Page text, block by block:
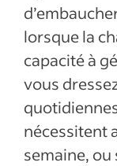
lorsque la
capacité à
vous
nécessitent
semaine,